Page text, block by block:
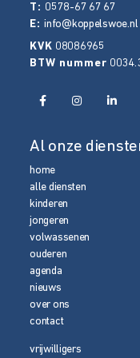
T: 0578-67 67 67
E:info@koppelswoe.nl
KVK 08086965
BTW nummer
Al onze
home
alle diensten
kinderen
jongeren
volwassenen
ouderen
agenda
nieuws
over ons
contact
vrijwilligers